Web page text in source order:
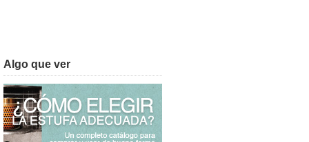
Algo que ver